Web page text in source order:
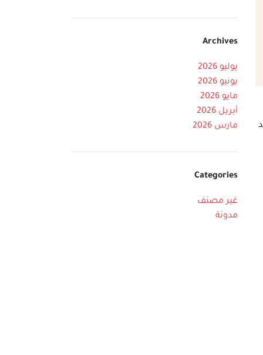
Archives
يوليو 2026
يونيو 2026
مايو 2026
أبريل 2026
مارس 2026
Categories
غير مصنف
مدونة